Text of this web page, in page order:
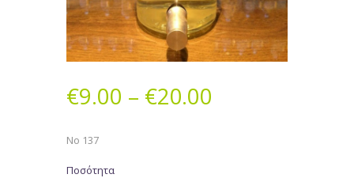
€9.00 – €20.00
Νο 137
Ποσότητα